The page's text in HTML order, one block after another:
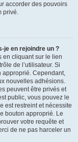
accorder des pouvoirs
privé.
je en rejoindre un ?
en cliquant sur le lien
de l’utilisateur. Si
approprié. Cependant,
nouvelles adhésions.
peuvent être privés et
public, vous pouvez le
est restreint et nécessite
bouton approprié. Le
votre requête et
de ne pas harceler un